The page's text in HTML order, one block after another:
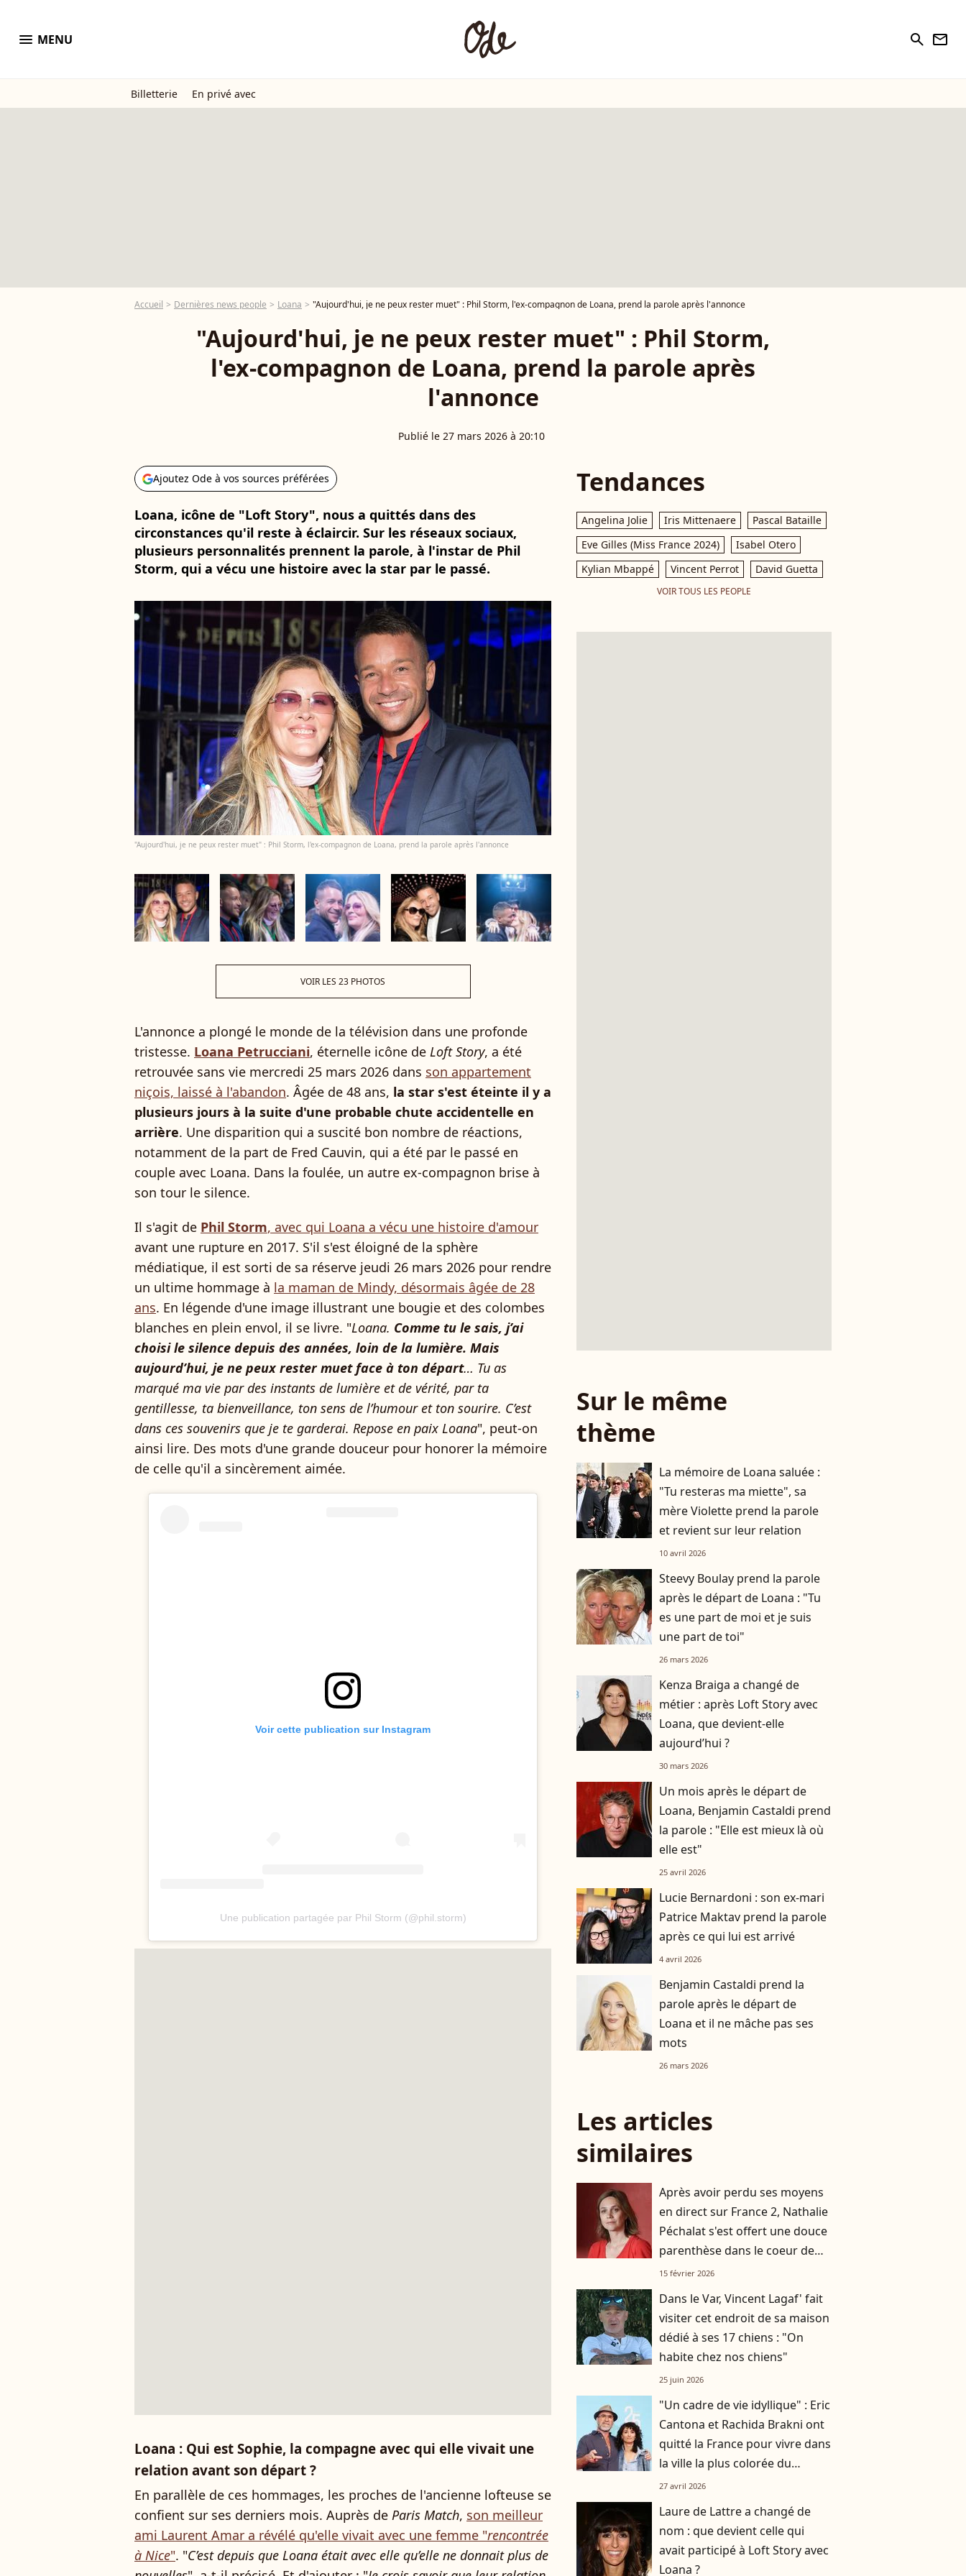
menu MENU search newsletter
Billetterie En privé avec
Accueil Dernières news people Loana "Aujourd'hui, je ne peux rester muet" : Phil Storm, l'ex-compagnon de Loana, prend la parole après l'annonce
"Aujourd'hui, je ne peux rester muet" : Phil Storm,
l'ex-compagnon de Loana, prend la parole après
l'annonce
Publié le 27 mars 2026 à 20:10
Ajoutez Ode à vos sources préférées
Loana, icône de "Loft Story", nous a quittés dans des
circonstances qu'il reste à éclaircir. Sur les réseaux sociaux,
plusieurs personnalités prennent la parole, à l'instar de Phil
Storm, qui a vécu une histoire avec la star par le passé.
"Aujourd'hui, je ne peux rester muet" : Phil Storm, l'ex-compagnon de Loana, prend la parole après l'annonce
VOIR LES 23 PHOTOS
L'annonce a plongé le monde de la télévision dans une profonde
tristesse. Loana Petrucciani, éternelle icône de Loft Story, a été
retrouvée sans vie mercredi 25 mars 2026 dans son appartement
niçois, laissé à l'abandon. Âgée de 48 ans, la star s'est éteinte il y a
plusieurs jours à la suite d'une probable chute accidentelle en
arrière. Une disparition qui a suscité bon nombre de réactions,
notamment de la part de Fred Cauvin, qui a été par le passé en
couple avec Loana. Dans la foulée, un autre ex-compagnon brise à
son tour le silence.
Il s'agit de Phil Storm, avec qui Loana a vécu une histoire d'amour
avant une rupture en 2017. S'il s'est éloigné de la sphère
médiatique, il est sorti de sa réserve jeudi 26 mars 2026 pour rendre
un ultime hommage à la maman de Mindy, désormais âgée de 28
ans. En légende d'une image illustrant une bougie et des colombes
blanches en plein envol, il se livre. "Loana. Comme tu le sais, j’ai
choisi le silence depuis des années, loin de la lumière. Mais
aujourd’hui, je ne peux rester muet face à ton départ… Tu as
marqué ma vie par des instants de lumière et de vérité, par ta
gentillesse, ta bienveillance, ton sens de l’humour et ton sourire. C’est
dans ces souvenirs que je te garderai. Repose en paix Loana", peut-on
ainsi lire. Des mots d'une grande douceur pour honorer la mémoire
de celle qu'il a sincèrement aimée.
Voir cette publication sur Instagram
Une publication partagée par Phil Storm (@phil.storm)
Loana : Qui est Sophie, la compagne avec qui elle vivait une
relation avant son départ ?
En parallèle de ces hommages, les proches de l'ancienne lofteuse se
confient sur ses derniers mois. Auprès de Paris Match, son meilleur
ami Laurent Amar a révélé qu'elle vivait avec une femme "rencontrée
à Nice". "C’est depuis que Loana était avec elle qu’elle ne donnait plus de
Tendances
Angelina Jolie Iris Mittenaere
Pascal Bataille
Eve Gilles (Miss France 2024)
Isabel Otero
Kylian Mbappé
Vincent Perrot David Guetta
VOIR TOUS LES PEOPLE
Sur le même
thème
La mémoire de Loana saluée :
"Tu resteras ma miette", sa
mère Violette prend la parole
et revient sur leur relation
10 avril 2026
Steevy Boulay prend la parole
après le départ de Loana : "Tu
es une part de moi et je suis
une part de toi"
26 mars 2026
Kenza Braiga a changé de
métier : après Loft Story avec
Loana, que devient-elle
aujourd’hui ?
30 mars 2026
Un mois après le départ de
Loana, Benjamin Castaldi prend
la parole : "Elle est mieux là où
elle est"
25 avril 2026
Lucie Bernardoni : son ex-mari
Patrice Maktav prend la parole
après ce qui lui est arrivé
4 avril 2026
Benjamin Castaldi prend la
parole après le départ de
Loana et il ne mâche pas ses
mots
26 mars 2026
Les articles
similaires
Après avoir perdu ses moyens
en direct sur France 2, Nathalie
Péchalat s'est offert une douce
parenthèse dans le coeur de
Milan
15 février 2026
Dans le Var, Vincent Lagaf' fait
visiter cet endroit de sa maison
dédié à ses 17 chiens : "On
habite chez nos chiens"
25 juin 2026
"Un cadre de vie idyllique" : Eric
Cantona et Rachida Brakni ont
quitté la France pour vivre dans
la ville la plus colorée du
monde
27 avril 2026
Laure de Lattre a changé de
nom : que devient celle qui
avait participé à Loft Story avec
Loana ?